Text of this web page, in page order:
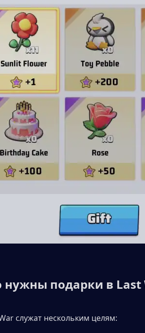
нужны подарки в Last
служат нескольким целям: